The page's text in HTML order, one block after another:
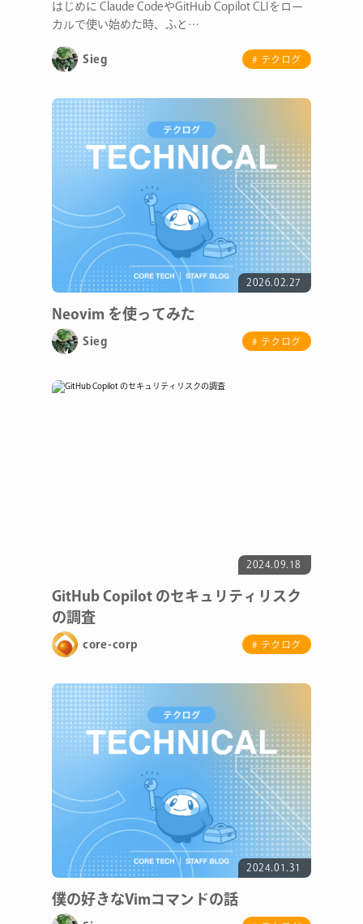
はじめに Claude CodeやGitHub Copilot CLIをロー
カルで使い始めた時、ふと…
Sieg # テクログ
2026.02.27
Neovim を使ってみた
Sieg # テクログ
2024.09.18
GitHub Copilot のセキュリティリスク
の調査
core-corp # テクログ
2024.01.31
僕の好きなVimコマンドの話